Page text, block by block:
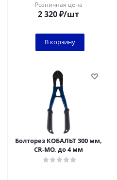
Розничная цена
2 320₽/шт
В корзину
Болторез КОБАЛЬТ 300 мм,
CR-MO, до 4 мм